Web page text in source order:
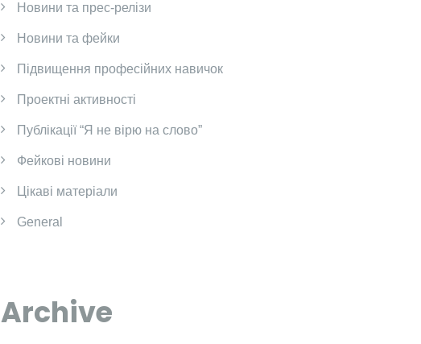
Новини та прес-релізи
Новини та фейки
Підвищення професійних навичок
Проектні активності
Публікації “Я не вірю на слово”
Фейкові новини
Цікаві матеріали
General
Archive